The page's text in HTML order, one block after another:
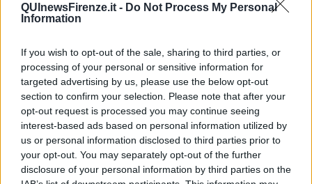
QUInewsFirenze.it - Do Not Process My Personal
Information
If you wish to opt-out of the sale, sharing to third parties, or
processing of your personal or sensitive information for
targeted advertising by us, please use the below opt-out
section to confirm your selection. Please note that after your
opt-out request is processed you may continue seeing
interest-based ads based on personal information utilized by
us or personal information disclosed to third parties prior to
your opt-out. You may separately opt-out of the further
disclosure of your personal information by third parties on the
La Ferrari della Polizia municipale di Istanbul - foto Blue Lama
Anche la Polizia di Stato italiana ha nella sua flotta due
Lamborghinima non si tratta di autosottratte alla malavita:
l'azienda di Sant'Agata Bolognese ha iniziato a collaborare con il
Ministero dell'Interno nel2004e ha fornito solo veicoli per
specialicome, ad esempio, il trasporto sanitario urgente di organi